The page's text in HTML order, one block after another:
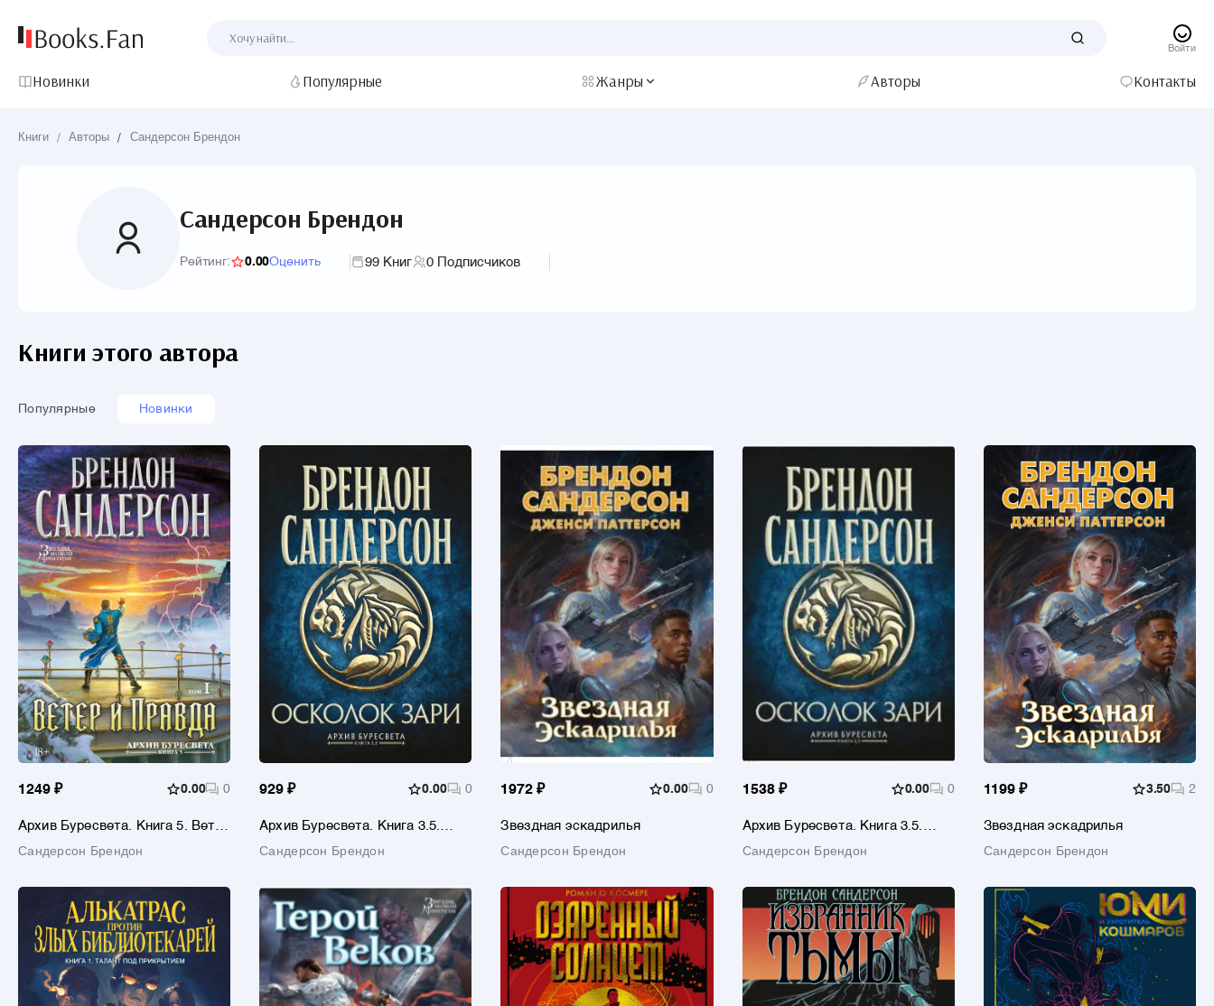
Войти
Новинки Популярные Жанры Авторы Контакты
Книги / Авторы / Сандерсон Брендон
Сандерсон Брендон
Рейтинг: 0.00Оценить 99 Книг 0 Подписчиков
Книги этого автора
Популярные Новинки
1249 ₽ 0.00 0
Архив Буресвета. Книга 5. Ветер
Сандерсон Брендон
929 ₽ 0.00 0
Архив Буресвета. Книга 3.5.
Сандерсон Брендон
1972 ₽ 0.00 0
Звездная эскадрилья
Сандерсон Брендон
1538 ₽ 0.00 0
Архив Буресвета. Книга 3.5.
Сандерсон Брендон
1199 ₽ 3.50 2
Звездная эскадрилья
Сандерсон Брендон